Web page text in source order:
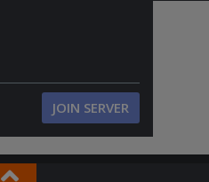
JOIN SERVER